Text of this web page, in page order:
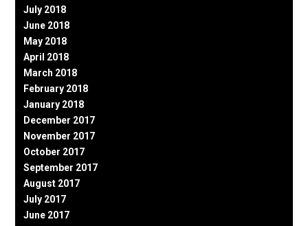
July 2018
June 2018
May 2018
April 2018
March 2018
February 2018
January 2018
December 2017
November 2017
October 2017
September 2017
August 2017
July 2017
June 2017